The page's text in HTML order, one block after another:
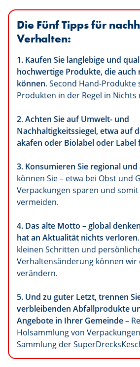
Die Fünf Tipps für
Verhalten:
1. Kaufen Sie langlebige und
hochwertige Produkte, die
können. Second Hand-Produkte
Produkten in der Regel in Nichts
2. Achten Sie auf Umwelt- und
Nachhaltigkeitssiegel, etwa auf
akafen oder Biolabel oder Label
3. Konsumieren Sie regional und
können Sie – etwa bei Obst und
Verpackungen sparen und somit
vermeiden.
4. Das alte Motto – global
hat an Aktualität nichts verloren
kleinen Schritten und
Verhaltensänderung können wir
verändern.
5. Und zu guter Letzt, trennen
verbleibenden Abfallprodukte
Angebote in Ihrer Gemeinde–
Holsammlung von
Sammlung der